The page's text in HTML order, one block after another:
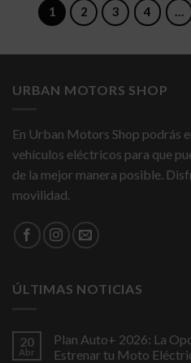
se
la
de
1 2 3 4 …
URBAN MOTORS SHOP
En Urban Motors Shop podrás
vehículos eléctricos para que
de la mejor manera posible.
movilidad.
ÚLTIMAS NOTICIAS
20
Abr
Plan Auto+ 2026: La
Estrenar tu Moto